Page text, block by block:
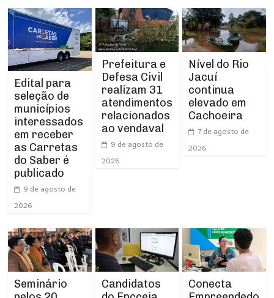
Edital para
seleção de
municípios
interessados
em receber
as Carretas
do Saber é
publicado
9 de agosto de
2026
Prefeitura e
Defesa Civil
realizam 31
atendimentos
relacionados
ao vendaval
9 de agosto de
2026
Nível do Rio
Jacuí
continua
elevado em
Cachoeira
7 de agosto de
2026
Seminário
Candidatos
Conecta